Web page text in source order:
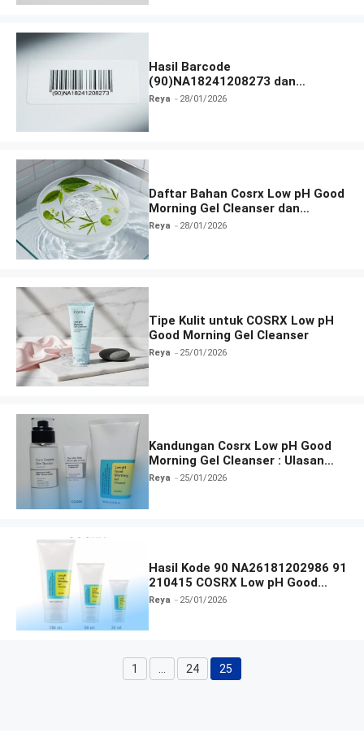
Hasil Barcode
(90)NA18241208273 dan
Informasi Terlengkap
Reya 28/01/2026
Daftar Bahan Cosrx Low pH Good
Morning Gel Cleanser dan
Fungsinya
Reya 28/01/2026
Tipe Kulit untuk COSRX Low pH
Good Morning Gel Cleanser
Reya 25/01/2026
Kandungan Cosrx Low pH Good
Morning Gel Cleanser : Ulasan
Manfaat, dan Cara Pakai
Reya 25/01/2026
Hasil Kode 90 NA26181202986 91
210415 COSRX Low pH Good
Morning Gel Cleanser
Reya 25/01/2026
Halaman
1 … Halaman
24 Halaman
25